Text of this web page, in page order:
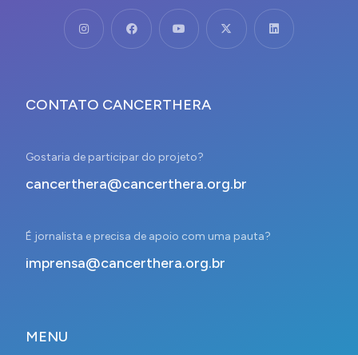
CONTATO CANCERTHERA
Gostaria de participar do projeto?
cancerthera@cancerthera.org.br
É jornalista e precisa de apoio com uma pauta?
imprensa@cancerthera.org.br
MENU